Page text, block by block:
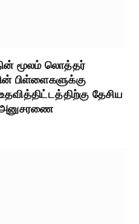
மூலம் லொத்தர்
பிள்ளைகளுக்கு
தேசிய
அனுசரணை